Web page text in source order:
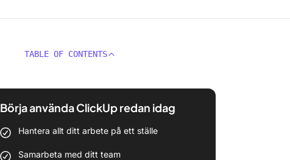
TABLE OF CONTENTS
Börja använda ClickUp redan idag
Hantera allt ditt arbete på ett ställe
Samarbeta med ditt team